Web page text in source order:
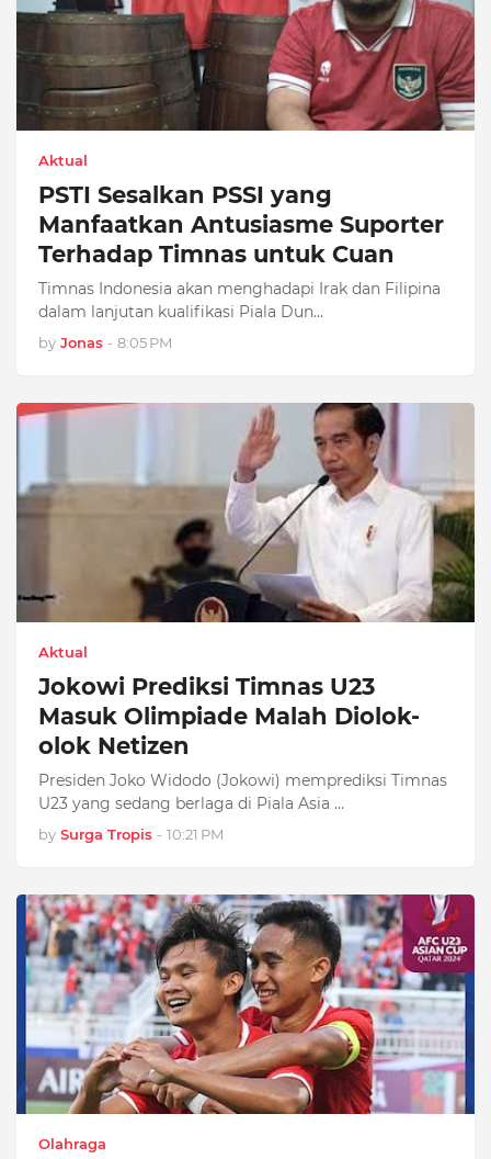
Aktual
PSTI Sesalkan PSSI yang
Manfaatkan Antusiasme Suporter
Terhadap Timnas untuk Cuan
Timnas Indonesia akan menghadapi Irak dan Filipina
dalam lanjutan kualifikasi Piala Dun…
by Jonas - 8:05 PM
Aktual
Jokowi Prediksi Timnas U23
Masuk Olimpiade Malah Diolok-
olok Netizen
Presiden Joko Widodo (Jokowi) memprediksi Timnas
U23 yang sedang berlaga di Piala Asia …
by Surga Tropis - 10:21 PM
Olahraga